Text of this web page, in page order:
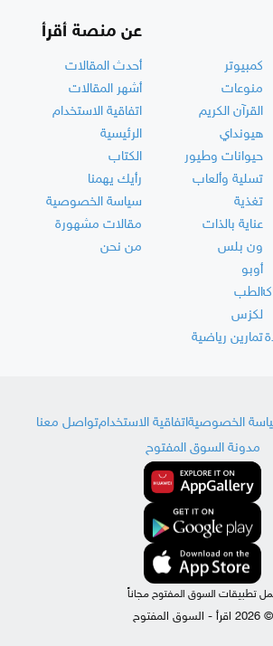
كمبيوتر
منوعات
القرآن الكريم
هيونداي
حيوانات وطيور
تسلية وألعاب
تغذية
عناية بالذات
ون بلس
أوبو
الطب
لكزس
تمارين رياضية
عن منصة أقرأ
أحدث المقالات
أشهر المقالات
اتفاقية الاستخدام
الرئيسية
الكتاب
رأيك يهمنا
سياسة الخصوصية
مقالات مشهورة
من نحن
الخصوصيةاتفاقية الاستخدامتواصل معنا
مدونة السوق المفتوح
تطبيقات السوق المفتوح مجاناً
© 2026 اقرأ - السوق المفتوح